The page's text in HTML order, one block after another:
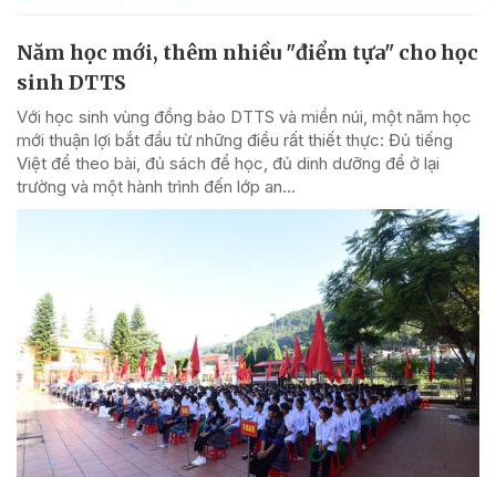
Năm học mới, thêm nhiều "điểm tựa" cho học
sinh DTTS
Với học sinh vùng đồng bào DTTS và miền núi, một năm học
mới thuận lợi bắt đầu từ những điều rất thiết thực: Đủ tiếng
Việt để theo bài, đủ sách để học, đủ dinh dưỡng để ở lại
trường và một hành trình đến lớp an...